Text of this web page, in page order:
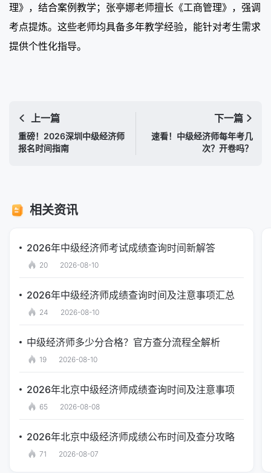
理》，结合案例教学；张亭娜老师擅长《工商管理》，强调
考点提炼。这些老师均具备多年教学经验，能针对考生需求
提供个性化指导。
上一篇
重磅！2026深圳中级经济师
报名时间指南
下一篇
速看！中级经济师每年考几
次？开卷吗？
相关资讯
2026年中级经济师考试成绩查询时间新解答
20 2026-08-10
2026年中级经济师成绩查询时间及注意事项汇总
24 2026-08-10
中级经济师多少分合格？官方查分流程全解析
19 2026-08-10
2026年北京中级经济师成绩查询时间及注意事项
65 2026-08-08
2026年北京中级经济师成绩公布时间及查分攻略
71 2026-08-07